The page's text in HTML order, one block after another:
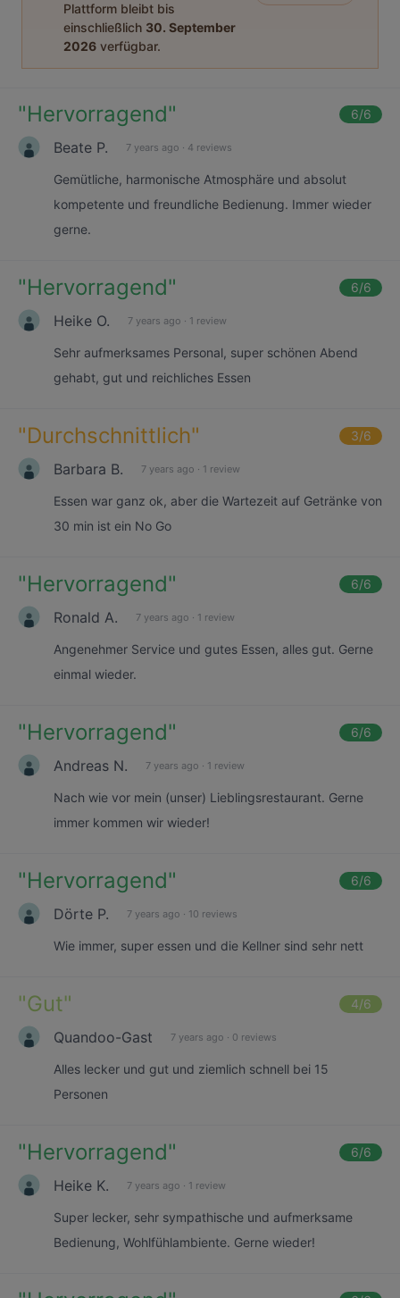
Plattform bleibt bis
einschließlich 30. September
2026 verfügbar.
"Hervorragend" 6/6
Beate P. 7 years ago · 4 reviews
Gemütliche, harmonische Atmosphäre und absolut
kompetente und freundliche Bedienung. Immer wieder
gerne.
"Hervorragend" 6/6
Heike O. 7 years ago · 1 review
Sehr aufmerksames Personal, super schönen Abend
gehabt, gut und reichliches Essen
"Durchschnittlich" 3/6
Barbara B. 7 years ago · 1 review
Essen war ganz ok, aber die Wartezeit auf Getränke von
30 min ist ein No Go
"Hervorragend" 6/6
Ronald A. 7 years ago · 1 review
Angenehmer Service und gutes Essen, alles gut. Gerne
einmal wieder.
"Hervorragend" 6/6
Andreas N. 7 years ago · 1 review
Nach wie vor mein (unser) Lieblingsrestaurant. Gerne
immer kommen wir wieder!
"Hervorragend" 6/6
Dörte P. 7 years ago · 10 reviews
Wie immer, super essen und die Kellner sind sehr nett
"Gut" 4/6
Quandoo-Gast 7 years ago · 0 reviews
Alles lecker und gut und ziemlich schnell bei 15
Personen
"Hervorragend" 6/6
Heike K. 7 years ago · 1 review
Super lecker, sehr sympathische und aufmerksame
Bedienung, Wohlfühlambiente. Gerne wieder!